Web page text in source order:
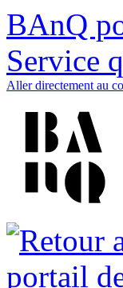
BAnQ
Service
Aller directement au